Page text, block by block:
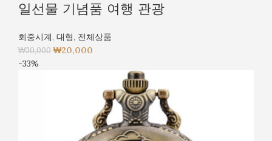
일선물 기념품 여행 관광
회중시계, 대형, 전체상품
₩30,000 ₩20,000
-33%